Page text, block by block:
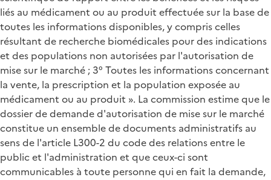
liés au médicament ou au produit effectuée sur la base de
toutes les informations disponibles, y compris celles
résultant de recherche biomédicales pour des indications
et des populations non autorisées par l'autorisation de
mise sur le marché ; 3° Toutes les informations concernant
la vente, la prescription et la population exposée au
médicament ou au produit ». La commission estime que le
dossier de demande d'autorisation de mise sur le marché
constitue un ensemble de documents administratifs au
sens de l'article L300-2 du code des relations entre le
public et l'administration et que ceux-ci sont
communicables à toute personne qui en fait la demande,